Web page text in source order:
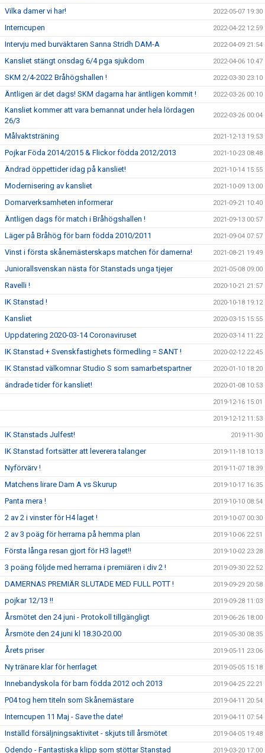
Vilka damer vi har! 2022-05-07 19:30
Interncupen 2022-04-22 12:59
Intervju med burväktaren Sanna Stridh DAM-A 2022-04-09 21:54
Kansliet stängt onsdag 6/4 pga sjukdom 2022-04-06 10:47
SKM 2/4-2022 Bråhögshallen ! 2022-03-30 23:10
Äntligen är det dags! SKM dagarna har äntligen kommit ! 2022-03-26 00:10
Kansliet kommer att vara bemannat under hela lördagen
26/3
2022-03-26 00:04
Målvaktsträning 2021-12-13 19:53
Pojkar Föda 2014/2015 & Flickor födda 2012/2013 2021-10-23 08:48
Ändrad öppettider idag på kansliet! 2021-10-14 15:55
Modernisering av kansliet 2021-10-09 13:00
Domarverksamheten informerar 2021-09-21 10:40
Äntligen dags för match i Bråhögshallen ! 2021-09-13 00:57
Läger på Bråhög för barn födda 2010/2011 2021-09-04 07:57
Vinst i första skånemästerskaps matchen för damerna! 2021-08-21 19:49
Juniorallsvenskan nästa för Stanstads unga tjejer 2021-05-08 09:00
Ravelli ! 2020-10-21 21:57
IK Stanstad ! 2020-10-18 19:12
Kansliet 2020-03-15 15:55
Uppdatering 2020-03-14 Coronaviruset 2020-03-14 11:22
IK Stanstad + Svenskfastighets förmedling = SANT ! 2020-02-12 22:45
IK Stanstad välkomnar Studio S som samarbetspartner 2020-01-10 18:20
ändrade tider för kansliet! 2020-01-08 10:53
2019-12-16 15:01
2019-12-12 11:53
IK Stanstads Julfest! 2019-11-30
IK Stanstad fortsätter att leverera talanger 2019-11-18 10:13
Nyförvärv ! 2019-11-07 18:39
Matchens lirare Dam A vs Skurup 2019-10-17 16:35
Panta mera ! 2019-10-10 08:54
2 av 2 i vinster för H4 laget ! 2019-10-07 00:30
2 av 3 poäg för herrarna på hemma plan 2019-10-06 22:51
Första långa resan gjort för H3 laget!! 2019-10-02 23:28
3 poäng följde med herrarna i premiären i div 2 ! 2019-09-30 22:52
DAMERNAS PREMIÄR SLUTADE MED FULL POTT ! 2019-09-29 20:58
pojkar 12/13 !! 2019-09-28 11:03
Årsmötet den 24 juni - Protokoll tillgängligt 2019-06-26 18:00
Årsmöte den 24 juni kl 18.30-20.00 2019-05-30 08:35
Årets priser 2019-05-11 23:06
Ny tränare klar för herrlaget 2019-05-05 15:18
Innebandyskola för barn födda 2012 och 2013 2019-04-25 22:21
P04 tog hem titeln som Skånemästare 2019-04-11 20:54
Interncupen 11 Maj - Save the date! 2019-04-11 07:54
Inställd försäljningsaktivitet - skjuts till årsmötet 2019-04-05 19:48
Odendo - Fantastiska klipp som stöttar Stanstad 2019-03-20 17:00